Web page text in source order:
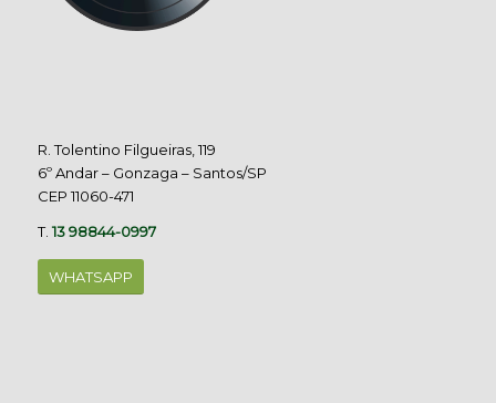
R. Tolentino Filgueiras, 119
6º Andar – Gonzaga – Santos/SP
CEP 11060-471
T.13 98844-0997
WHATSAPP